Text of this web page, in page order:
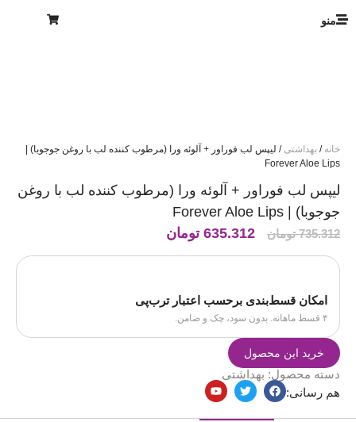
منو
خانه / بهداشتی / لیپس لب فوراور + آلوئه ورا (مرطوب کننده لب با روغن جوجوبا) |
Forever Aloe Lips
لیپس لب فوراور + آلوئه ورا (مرطوب کننده لب با روغن
جوجوبا) | Forever Aloe Lips
735.312 تومان 635.312 تومان
امکان قسط‌بندی برحسب اعتبار ترب‌پی
۴ قسط ماهانه. بدون سود، چک و ضامن.
خرید این محصول
دسته محصول: بهداشتی
هم رسانی: